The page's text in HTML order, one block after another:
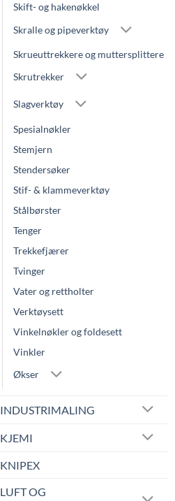
Skift- og hakenøkkel
Skralle og pipeverktøy
Skrueuttrekkere og muttersplittere
Skrutrekker
Slagverktøy
Spesialnøkler
Stemjern
Stendersøker
Stif- & klammeverktøy
Stålbørster
Tenger
Trekkefjærer
Tvinger
Vater og rettholter
Verktøysett
Vinkelnøkler og foldesett
Vinkler
Økser
INDUSTRIMALING
KJEMI
KNIPEX
LUFT OG